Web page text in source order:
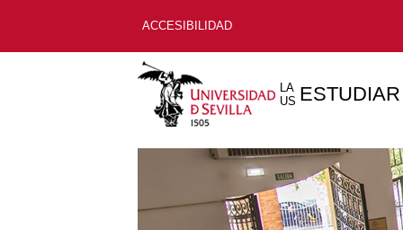
ACCESIBILIDAD
LA
US ESTUDIAR